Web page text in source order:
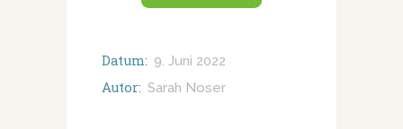
Datum: 9. Juni 2022
Autor: Sarah Noser